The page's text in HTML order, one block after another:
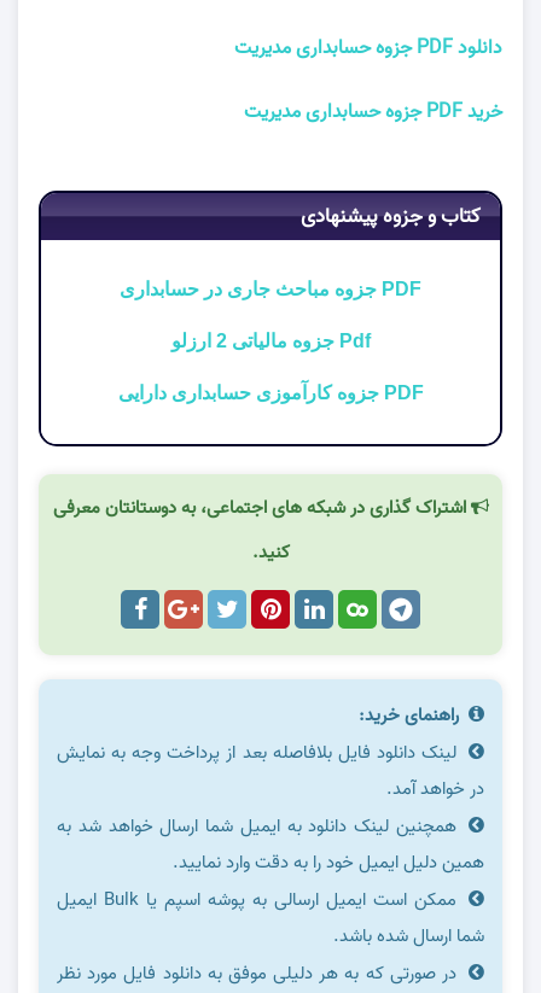
دانلود PDF جزوه حسابداری مدیریت
خرید PDF جزوه حسابداری مدیریت
کتاب و جزوه پیشنهادی
PDF جزوه مباحث جاری در حسابداری
Pdf جزوه مالیاتی 2 ارزلو
PDF جزوه كارآموزی حسابداری دارايی
اشتراک گذاری در شبکه های اجتماعی، به دوستانتان معرفی
کنید.
راهنمای خرید:
لینک دانلود فایل بلافاصله بعد از پرداخت وجه به نمایش
در خواهد آمد.
همچنین لینک دانلود به ایمیل شما ارسال خواهد شد به
همین دلیل ایمیل خود را به دقت وارد نمایید.
ممکن است ایمیل ارسالی به پوشه اسپم یا Bulk ایمیل
شما ارسال شده باشد.
در صورتی که به هر دلیلی موفق به دانلود فایل مورد نظر